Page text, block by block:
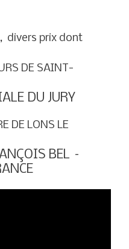
divers prix dont
DE SAINT-
DU JURY
DE LONS LE
BEL –